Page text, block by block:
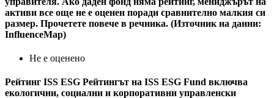
активи все още не е оценен поради сравнително малкия си
размер. Прочетете повече в речника. (Източник на данни:
InfluenceMap)
Не е оценено
Рейтинг ISS ESG Рейтингът на ISS ESG Fund включва
екологични, социални и корпоративни управленски